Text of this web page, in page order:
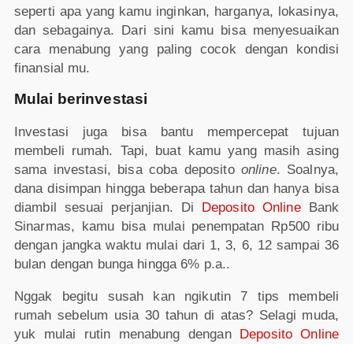
seperti apa yang kamu inginkan, harganya, lokasinya,
dan sebagainya. Dari sini kamu bisa menyesuaikan
cara menabung yang paling cocok dengan kondisi
finansial mu.
Mulai berinvestasi
Investasi juga bisa bantu mempercepat tujuan
membeli rumah. Tapi, buat kamu yang masih asing
sama investasi, bisa coba deposito online. Soalnya,
dana disimpan hingga beberapa tahun dan hanya bisa
diambil sesuai perjanjian. Di Deposito OnlineBank
Sinarmas, kamu bisa mulai penempatan Rp500 ribu
dengan jangka waktu mulai dari 1, 3, 6, 12 sampai 36
bulan dengan bunga hingga 6% p.a..
Nggak begitu susah kan ngikutin 7 tips membeli
rumah sebelum usia 30 tahun di atas? Selagi muda,
yuk mulai rutin menabung dengan Deposito Online